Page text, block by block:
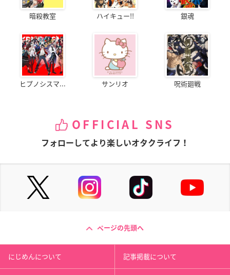
暗殺教室 ハイキュー!! 銀魂
ヒプノシスマ... サンリオ 呪術廻戦
OFFICIAL SNS
フォローしてより楽しいオタクライフ！
ページの先頭へ
にじめんについて 記事掲載について